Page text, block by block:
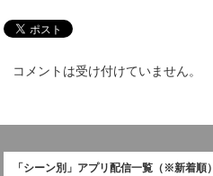
コメントは受け付けていません。
「シーン別」アプリ配信一覧（※新着順）